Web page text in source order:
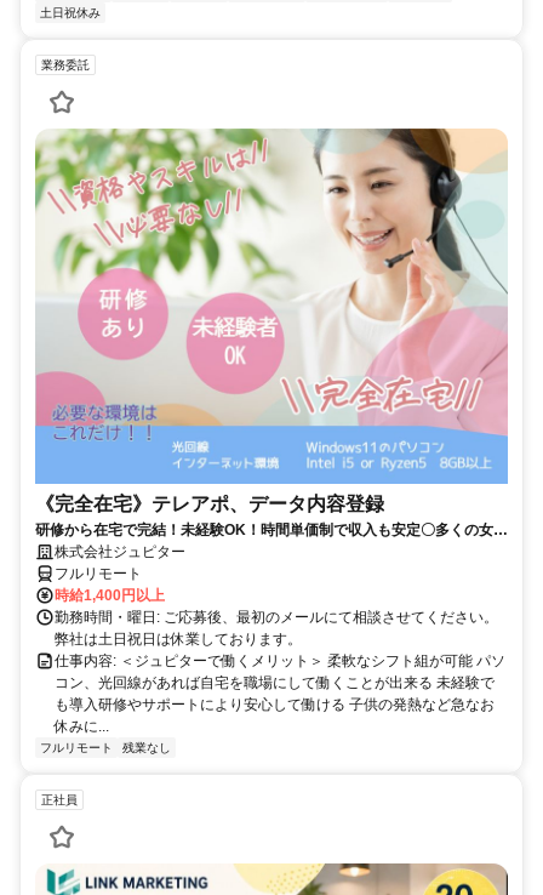
土日祝休み
業務委託
《完全在宅》テレアポ、データ内容登録
研修から在宅で完結！未経験OK！時間単価制で収入も安定〇多くの女性
の方が活躍中！隙間時間有効活用！
株式会社ジュピター
フルリモート
時給1,400円以上
勤務時間・曜日: ご応募後、最初のメールにて相談させてください。
弊社は土日祝日は休業しております。
仕事内容: ＜ジュピターで働くメリット＞ 柔軟なシフト組が可能 パソ
コン、光回線があれば自宅を職場にして働くことが出来る 未経験で
も導入研修やサポートにより安心して働ける 子供の発熱など急なお
休みに...
フルリモート 残業なし
正社員